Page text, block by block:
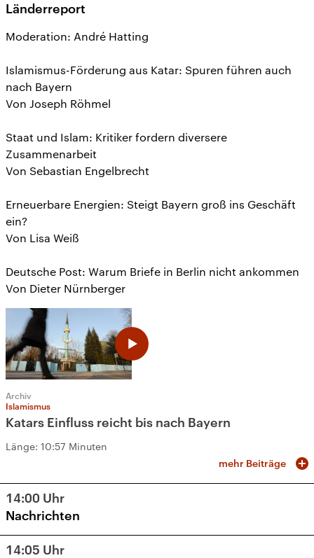
Länderreport
Moderation: André Hatting
Islamismus-Förderung aus Katar: Spuren führen auch
nach Bayern
Von Joseph Röhmel
Staat und Islam: Kritiker fordern diversere
Zusammenarbeit
Von Sebastian Engelbrecht
Erneuerbare Energien: Steigt Bayern groß ins Geschäft
ein?
Von Lisa Weiß
Deutsche Post: Warum Briefe in Berlin nicht ankommen
Von Dieter Nürnberger
Archiv
Islamismus
Katars Einfluss reicht bis nach Bayern
Länge: 10:57 Minuten
mehr Beiträge
14:00 Uhr
Nachrichten
14:05 Uhr